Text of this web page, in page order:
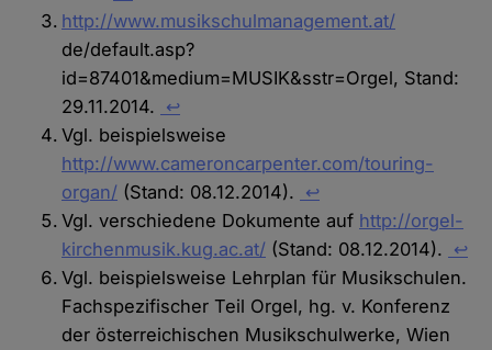
http://www.musikschulmanagement.at/
de/default.asp?
id=87401&medium=MUSIK&sstr=Orgel, Stand:
29.11.2014. ↩
Vgl. beispielsweise
http://www.cameroncarpenter.com/touring-
organ/ (Stand: 08.12.2014). ↩
Vgl. verschiedene Dokumente auf http://orgel-
kirchenmusik.kug.ac.at/ (Stand: 08.12.2014). ↩
Vgl. beispielsweise Lehrplan für Musikschulen.
Fachspezifischer Teil Orgel, hg. v. Konferenz
der österreichischen Musikschulwerke, Wien